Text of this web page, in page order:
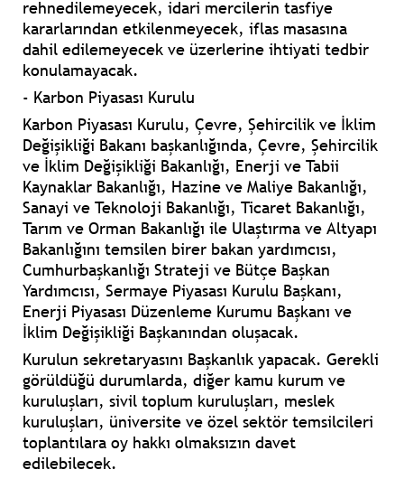
rehnedilemeyecek, idari mercilerin tasfiye
kararlarından etkilenmeyecek, iflas masasına
dahil edilemeyecek ve üzerlerine ihtiyati tedbir
konulamayacak.
- Karbon Piyasası Kurulu
Karbon Piyasası Kurulu, Çevre, Şehircilik ve İklim
Değişikliği Bakanı başkanlığında, Çevre, Şehircilik
ve İklim Değişikliği Bakanlığı, Enerji ve Tabii
Kaynaklar Bakanlığı, Hazine ve Maliye Bakanlığı,
Sanayi ve Teknoloji Bakanlığı, Ticaret Bakanlığı,
Tarım ve Orman Bakanlığı ile Ulaştırma ve Altyapı
Bakanlığını temsilen birer bakan yardımcısı,
Cumhurbaşkanlığı Strateji ve Bütçe Başkan
Yardımcısı, Sermaye Piyasası Kurulu Başkanı,
Enerji Piyasası Düzenleme Kurumu Başkanı ve
İklim Değişikliği Başkanından oluşacak.
Kurulun sekretaryasını Başkanlık yapacak. Gerekli
görüldüğü durumlarda, diğer kamu kurum ve
kuruluşları, sivil toplum kuruluşları, meslek
kuruluşları, üniversite ve özel sektör temsilcileri
toplantılara oy hakkı olmaksızın davet
edilebilecek.